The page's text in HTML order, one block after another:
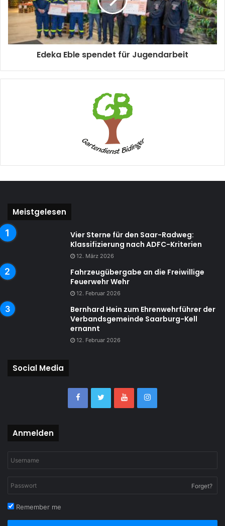
Edeka Eble spendet für Jugendarbeit
Meistgelesen
Vier Sterne für den Saar-Radweg:
Klassifizierung nach ADFC-Kriterien
12. März 2026
Fahrzeugübergabe an die Freiwillige
Feuerwehr Wehr
12. Februar 2026
Bernhard Hein zum Ehrenwehrführer der
Verbandsgemeinde Saarburg-Kell
ernannt
12. Februar 2026
Social Media
Anmelden
Forget?
Remember me